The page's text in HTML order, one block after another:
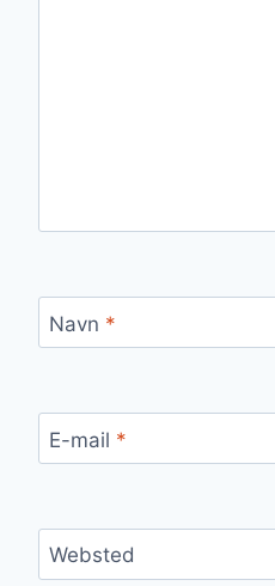
Navn *
E-mail *
Websted